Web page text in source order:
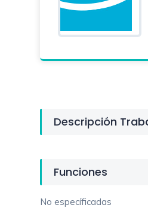
Descripción
Funciones
No específicadas